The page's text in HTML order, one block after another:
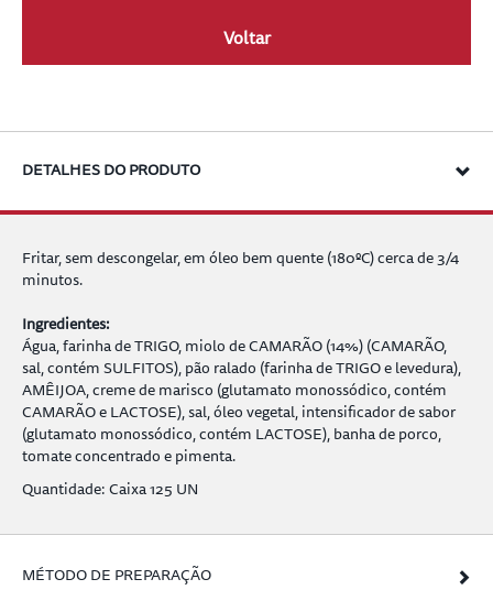
Voltar
DETALHES DO PRODUTO
Fritar, sem descongelar, em óleo bem quente (180ºC) cerca de 3/4
minutos.
Ingredientes:
Água, farinha de TRIGO, miolo de CAMARÃO (14%) (CAMARÃO,
sal, contém SULFITOS), pão ralado (farinha de TRIGO e levedura),
AMÊIJOA, creme de marisco (glutamato monossódico, contém
CAMARÃO e LACTOSE), sal, óleo vegetal, intensificador de sabor
(glutamato monossódico, contém LACTOSE), banha de porco,
tomate concentrado e pimenta.
Quantidade: Caixa 125 UN
MÉTODO DE PREPARAÇÃO